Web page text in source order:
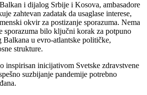
i dijalog Srbije i Kosova, ambasadore
zahtevan zadatak da usaglase interese,
okvir za postizanje sporazuma. Nema
sporazuma bilo ključni korak za potpuno
u evro-atlantske političke,
strukture.
inspirisan inicijativom Svetske zdravstvene
suzbijanje pandemije potrebno